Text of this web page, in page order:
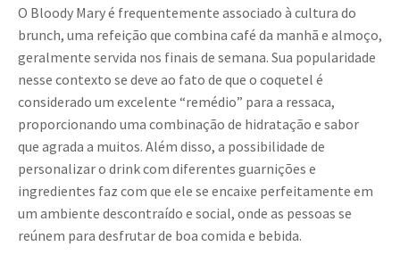
O Bloody Mary é frequentemente associado à cultura do
brunch, uma refeição que combina café da manhã e almoço,
geralmente servida nos finais de semana. Sua popularidade
nesse contexto se deve ao fato de que o coquetel é
considerado um excelente “remédio” para a ressaca,
proporcionando uma combinação de hidratação e sabor
que agrada a muitos. Além disso, a possibilidade de
personalizar o drink com diferentes guarnições e
ingredientes faz com que ele se encaixe perfeitamente em
um ambiente descontraído e social, onde as pessoas se
reúnem para desfrutar de boa comida e bebida.